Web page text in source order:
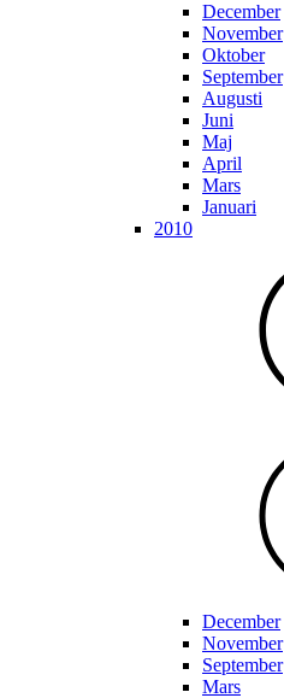
December
November
Oktober
September
Augusti
Juni
Maj
April
Mars
Januari
2010
December
November
September
Mars